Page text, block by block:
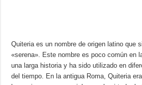
Quiteria es un nombre de origen latino que
«serena». Este nombre es poco común en
una larga historia y ha sido utilizado en
del tiempo. En la antigua Roma, Quiteria